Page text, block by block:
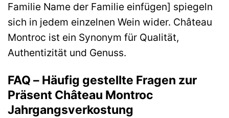
Familie Name der Familie einfügen] spiegeln
sich in jedem einzelnen Wein wider. Château
Montroc ist ein Synonym für Qualität,
Authentizität und Genuss.
FAQ – Häufig gestellte Fragen zur
Präsent Château Montroc
Jahrgangsverkostung